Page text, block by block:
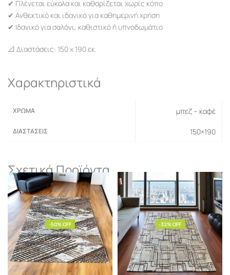
✔ Πλένεται εύκολα και καθαρίζεται χωρίς κόπο
✔ Ανθεκτικό και ιδανικό για καθημερινή χρήση
✔ Ιδανικό για σαλόνι, καθιστικό ή υπνοδωμάτιο
📐 Διαστάσεις: 150 x 190 εκ.
Χαρακτηριστικά
ΧΡΏΜΑ μπεζ – καφέ
ΔΙΑΣΤΆΣΕΙΣ 150×190
Σχετικά Προϊόντα
-50% OFF -32% OFF